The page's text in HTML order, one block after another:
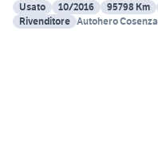
Usato
10/2016 95798 Km
Rivenditore Autohero Cosenza